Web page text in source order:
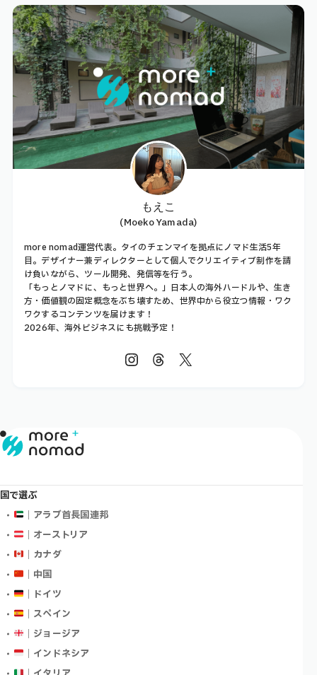
もえこ
(Moeko Yamada)
more nomad運営代表。タイのチェンマイを拠点にノマド生活5年
目。デザイナー兼ディレクターとして個人でクリエイティブ制作を請
け負いながら、ツール開発、発信等を行う。
「もっとノマドに、もっと世界へ。」日本人の海外ハードルや、生き
方・価値観の固定概念をぶち壊すため、世界中から役立つ情報・ワク
ワクするコンテンツを届けます！
2026年、海外ビジネスにも挑戦予定！
国で選ぶ
｜アラブ首長国連邦
｜オーストリア
｜カナダ
｜中国
｜ドイツ
｜スペイン
｜ジョージア
｜インドネシア